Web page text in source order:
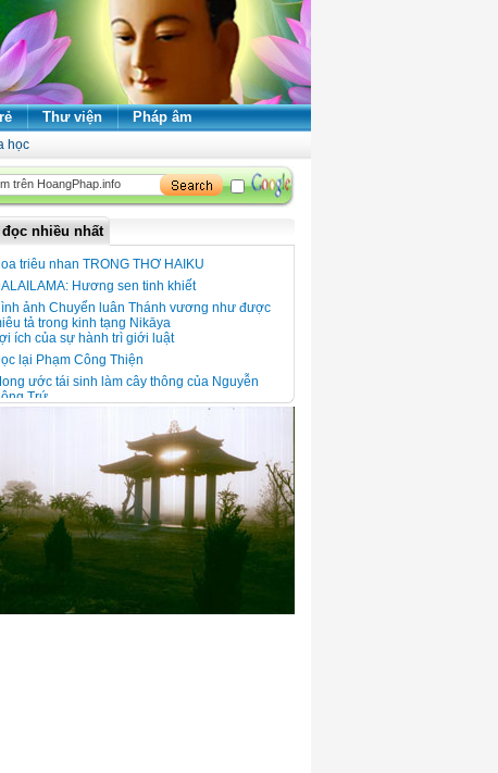
Thư viện Pháp âm
học
đọc nhiều nhất
triêu nhan TRONG THƠ HAIKU
Hương sen tinh khiết
ảnh Chuyển luân Thánh vương như được
tả trong kinh tạng Nikāya
ích của sự hành trì giới luật
lại Phạm Công Thiện
ước tái sinh làm cây thông của Nguyễn
Trứ
Cầu ngói Thanh Toàn - Nét đẹp kiến trúc giữa